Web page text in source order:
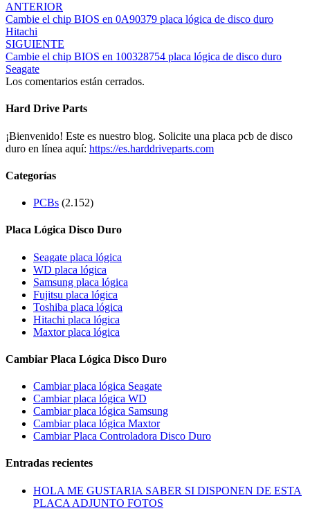
ANTERIOR
Cambie el chip BIOS en 0A90379 placa lógica de disco duro
Hitachi
SIGUIENTE
Cambie el chip BIOS en 100328754 placa lógica de disco duro
Seagate
Los comentarios están cerrados.
Hard Drive Parts
¡Bienvenido! Este es nuestro blog. Solicite una placa pcb de disco
duro en línea aquí: https://es.harddriveparts.com
Categorías
PCBs (2.152)
Placa Lógica Disco Duro
Seagate placa lógica
WD placa lógica
Samsung placa lógica
Fujitsu placa lógica
Toshiba placa lógica
Hitachi placa lógica
Maxtor placa lógica
Cambiar Placa Lógica Disco Duro
Cambiar placa lógica Seagate
Cambiar placa lógica WD
Cambiar placa lógica Samsung
Cambiar placa lógica Maxtor
Cambiar Placa Controladora Disco Duro
Entradas recientes
HOLA ME GUSTARIA SABER SI DISPONEN DE ESTA
PLACA ADJUNTO FOTOS